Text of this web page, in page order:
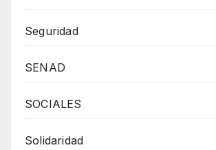
Seguridad
SENAD
SOCIALES
Solidaridad